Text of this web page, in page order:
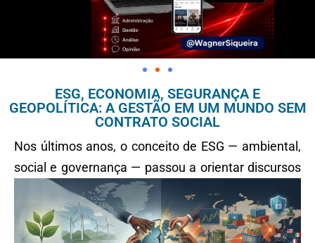
ESG, ECONOMIA, SEGURANÇA E
GEOPOLÍTICA: A GESTÃO EM UM MUNDO SEM
CONTRATO SOCIAL
Nos últimos anos, o conceito de ESG — ambiental,
social e governança — passou a orientar discursos